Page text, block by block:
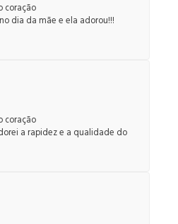
coração
dia da mãe e ela adorou!!!
coração
a rapidez e a qualidade do